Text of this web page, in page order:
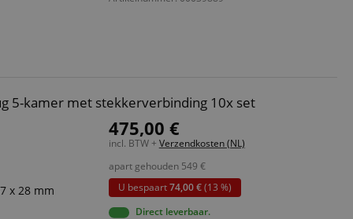
5-kamer met stekkerverbinding 10x set
x 28 mm
475,00 €
incl. BTW + Verzendkosten (NL)
apart gehouden 549 €
U bespaart74,00 €(13 %)
Direct leverbaar.
across page
are used by the
so users can
used to facilitate